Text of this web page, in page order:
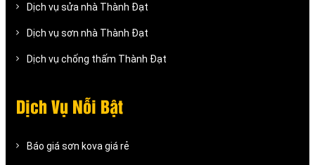
Dịch vụ sửa nhà Thành Đạt
Dịch vụ sơn nhà Thành Đạt
Dịch vụ chống thấm Thành Đạt
Dịch Vụ Nỗi Bật
Báo giá sơn kova giá rẻ